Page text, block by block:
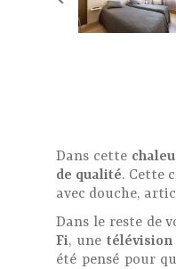
Dans cette
de qualité. Cette
avec douche,
Dans le reste de
Fi, une télévision
été pensé pour